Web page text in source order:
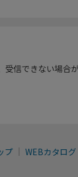
信できない場合が
プ WEBカタログ